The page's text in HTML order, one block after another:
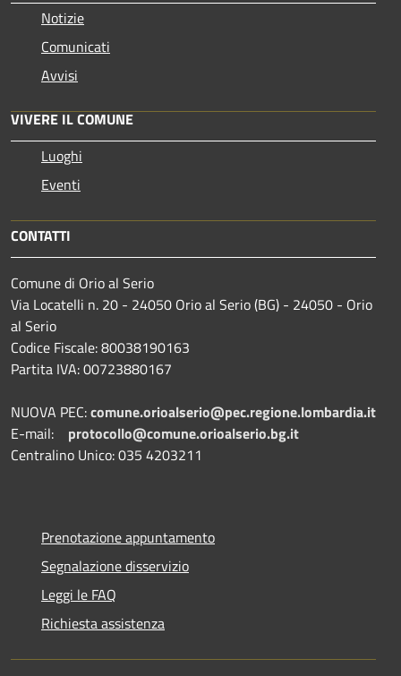
Notizie
Comunicati
Avvisi
VIVERE IL COMUNE
Luoghi
Eventi
CONTATTI
Comune di Orio al Serio
Via Locatelli n. 20 - 24050 Orio al Serio (BG) - 24050 - Orio
al Serio
Codice Fiscale: 80038190163
Partita IVA: 00723880167
NUOVA PEC:comune.orioalserio@pec.regione.lombardia.it
E-mail: protocollo@comune.orioalserio.bg.it
Centralino Unico: 035 4203211
Prenotazione appuntamento
Segnalazione disservizio
Leggi le FAQ
Richiesta assistenza